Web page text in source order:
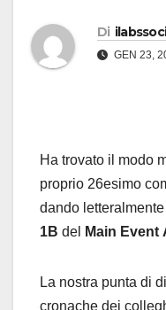
Di
GEN 23,
Ha trovato il modo
proprio 26esimo
dando
1B del Main Event
La nostra punta di
cronache dei